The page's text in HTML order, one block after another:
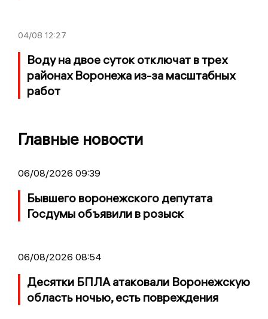
04/08 12:27
Воду на двое суток отключат в трех
районах Воронежа из-за масштабных
работ
Главные новости
06/08/2026 09:39
Бывшего воронежского депутата
Госдумы объявили в розыск
06/08/2026 08:54
Десятки БПЛА атаковали Воронежскую
область ночью, есть повреждения